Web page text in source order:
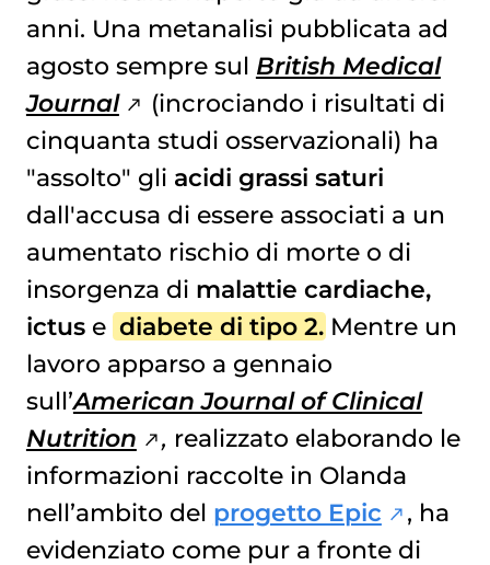
anni. Una metanalisi pubblicata ad
agosto sempre sul British Medical
Journal
(incrociando i risultati di
cinquanta studi osservazionali) ha
"assolto" gli acidi grassi saturi
dall'accusa di essere associati a un
aumentato rischio di morte o di
insorgenza di malattie cardiache,
ictuse diabete di tipo 2. Mentre un
lavoro apparso a gennaio
sull’American Journal of Clinical
Nutrition
, realizzato elaborando le
informazioni raccolte in Olanda
nell’ambito del progetto Epic
, ha
evidenziato come pur a fronte di